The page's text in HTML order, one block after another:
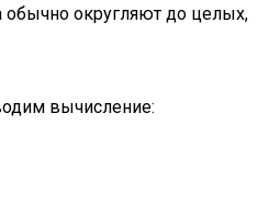
обычно округляют до целых,
вычисление: